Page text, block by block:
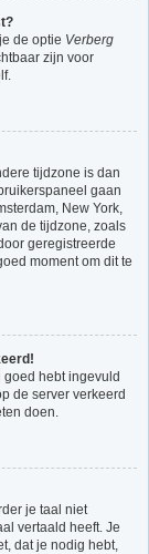
de optie Verberg
zijn voor
tijdzone is dan
gaan
New York,
de tijdzone, zoals
geregistreerde
moment om dit te
hebt ingevuld
de server verkeerd
doen.
je taal niet
vertaald heeft. Je
dat je nodig hebt,